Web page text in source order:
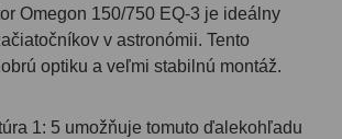
Omegon 150/750 EQ-3 je ideálny
v astronómii. Tento
optiku a veľmi stabilnú montáž.
1: 5 umožňuje tomuto ďalekohľadu